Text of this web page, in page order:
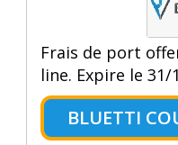
Frais de port
line. Expire le 31/
BLUETTI